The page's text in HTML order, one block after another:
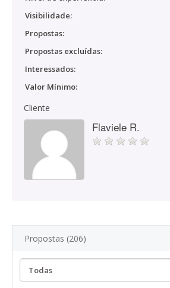
Visibilidade:
Propostas:
Propostas excluídas:
Interessados:
Valor Mínimo:
Cliente
Flaviele R.
Propostas (206)